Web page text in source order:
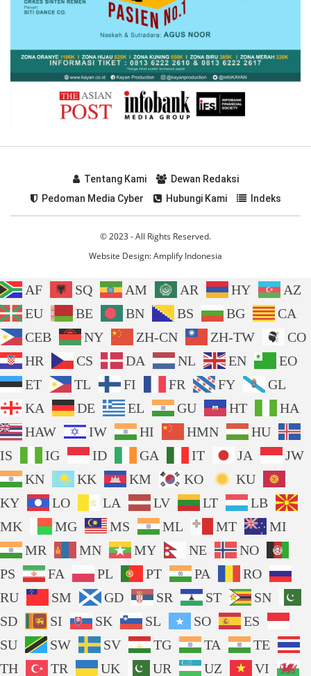
Tentang Kami
Dewan Redaksi
Pedoman Media Cyber
Hubungi Kami Indeks
© 2023 - All Rights Reserved.
Website Design:Amplify Indonesia
AF SQ AM AR HY
AZ
EU
BE BN BS BG
CA
CEB
NY ZH-CN ZH-TW
CO
HR
CS DA NL EN
EO
ET
TL FI FR FY
GL
KA
DE EL GU HT
HA
HAW
IW HI HMN
HU
IS
IG ID GA IT JA
JW
KN
KK KM KO
KU
KY
LO LA LV LT
LB
MK
MG MS ML MT
MI
MR
MN MY NE
NO
PS
FA PL PT PA
RO
RU
SM GD SR ST
SN
SD
SI SK SL SO
ES
SU
SW SV TG TA
TE
TH
TR UK UR UZ VI